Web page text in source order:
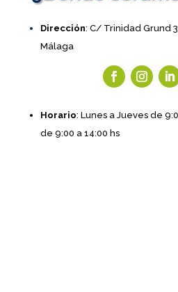
Dirección: C/ Trinidad Grund
Málaga
Horario: Lunes a Jueves de
de 9:00 a 14:00 hs